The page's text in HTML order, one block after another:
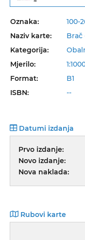
Oznaka:
100-
Naziv karte:
Brač
Kategorija:
Mjerilo:
Format:
B1
ISBN:
--
Datumi izdanja
Prvo izdanje:
Novo izdanje:
Nova naklada:
Rubovi karte